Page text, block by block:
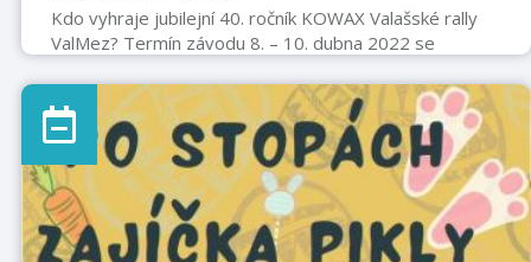
Kdo vyhraje jubilejní 40. ročník KOWAX Valašské rally
ValMez? Termín závodu 8. – 10. dubna 2022 se
přihlášených posádek. Ten obsahuje 90 dvojic, z toho
12 prioritních (1x FIA, 11x ASN), pěti národností.
Nezvykle pomalu se tentokrát plnila startovní listina
Valašky, podniku zařazeného do seriálů ERT Central a
CEZ, úvodního klání MČR v rally a v rally historických
automobilů a druhého závodu slovenského šampionátu.
Nakonec se ke startu na 40. r ...